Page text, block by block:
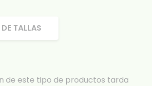
TALLAS
de este tipo de productos tarda